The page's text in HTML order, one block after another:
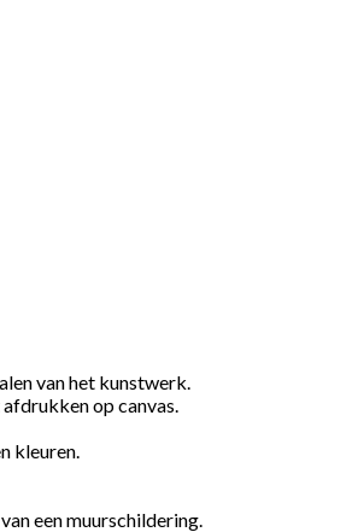
van het kunstwerk.
op canvas.
kleuren.
een muurschildering.